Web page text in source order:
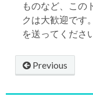
ものなど、この
クは大歓迎です。
を送ってくださ
Previous